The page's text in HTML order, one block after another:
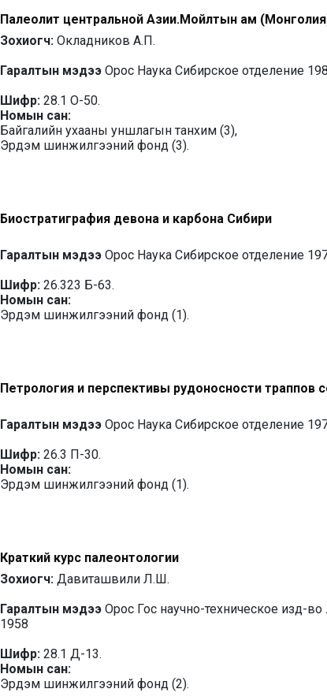
Палеолит центральной Азии.Мойлтын ам
Зохиогч: Окладников А.П.
Гаралтын мэдээ Орос Наука Сибирское отделение
Шифр: 28.1 О-50.
Номын сан:
Байгалийн ухааны уншлагын танхим (3),
Эрдэм шинжилгээний фонд (3).
Биостратиграфия девона и карбона Сибири
Гаралтын мэдээ Орос Наука Сибирское отделение
Шифр: 26.323 Б-63.
Номын сан:
Эрдэм шинжилгээний фонд (1).
Петрология и перспективы рудоносности
Гаралтын мэдээ Орос Наука Сибирское отделение
Шифр: 26.3 П-30.
Номын сан:
Эрдэм шинжилгээний фонд (1).
Краткий курс палеонтологии
Зохиогч: Давиташвили Л.Ш.
Гаралтын мэдээ Орос Гос научно-техническое изд-
1958
Шифр: 28.1 Д-13.
Номын сан:
Эрдэм шинжилгээний фонд (2).